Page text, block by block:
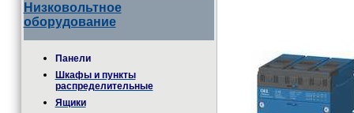
Низковольтное
оборудование
Панели
Шкафы и пункты
распределительные
Ящики